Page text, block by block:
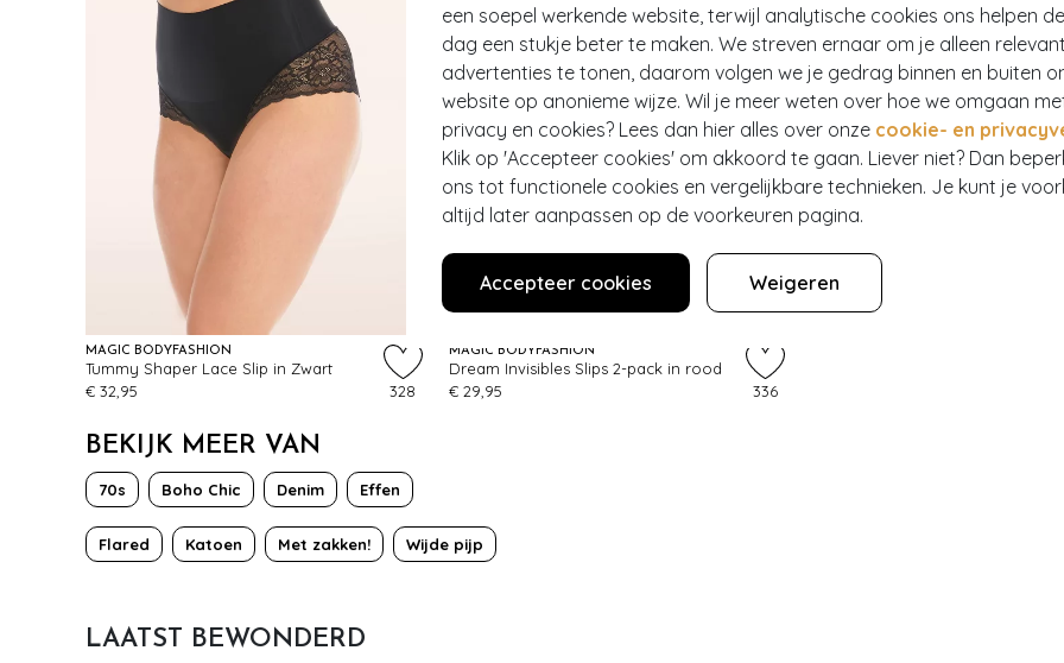
een soepel werkende website, terwijl analytische cookies ons helpen
dag een stukje beter te maken. We streven ernaar om je alleen
advertenties te tonen, daarom volgen we je gedrag binnen en buiten
website op anonieme wijze. Wil je meer weten over hoe we omgaan
privacy en cookies? Lees dan hier alles over onze cookie- en
Klik op 'Accepteer cookies' om akkoord te gaan. Liever niet? Dan
ons tot functionele cookies en vergelijkbare technieken. Je kunt je
altijd later aanpassen op de voorkeuren pagina.
Accepteer cookies Weigeren
MAGIC BODYFASHION
Tummy Shaper Lace Slip in Zwart
€ 32,95
328
MAGIC BODYFASHION
Dream Invisibles Slips 2-pack in rood
€ 29,95
336
BEKIJK MEER VAN
70s Boho Chic Denim Effen
Flared Katoen Met zakken! Wijde pijp
LAATST BEWONDERD